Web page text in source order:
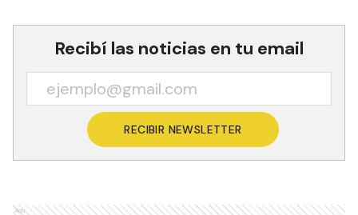
Recibí las noticias en tu email
RECIBIR NEWSLETTER
Ads